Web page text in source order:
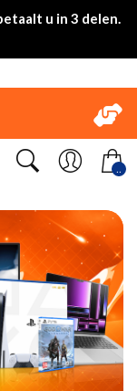
u in 3 delen.
..